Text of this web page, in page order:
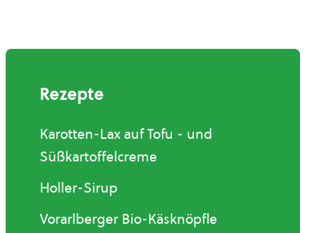
Rezepte
Karotten-Lax auf Tofu - und
Süßkartoffelcreme
Holler-Sirup
Vorarlberger Bio-Käsknöpfle